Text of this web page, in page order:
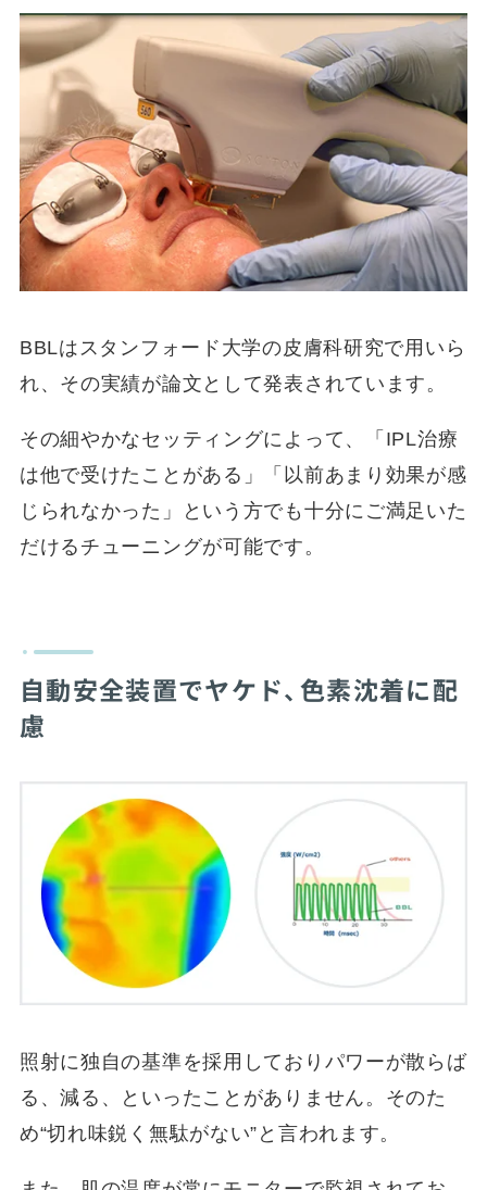
BBLはスタンフォード大学の皮膚科研究で用いら
れ、その実績が論文として発表されています。
その細やかなセッティングによって、「IPL治療
は他で受けたことがある」「以前あまり効果が感
じられなかった」という方でも十分にご満足いた
だけるチューニングが可能です。
自動安全装置でヤケド、色素沈着に配
慮
照射に独自の基準を採用しておりパワーが散らば
る、減る、といったことがありません。そのた
め“切れ味鋭く無駄がない”と言われます。